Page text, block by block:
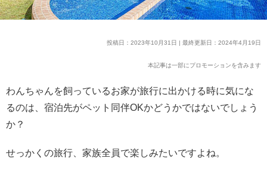
投稿日：2023年10月31日 | 最終更新日：2024年4月19日
本記事は一部にプロモーションを含みます
わんちゃんを飼っているお家が旅行に出かける時に気にな
るのは、宿泊先がペット同伴OKかどうかではないでしょう
か？
せっかくの旅行、家族全員で楽しみたいですよね。